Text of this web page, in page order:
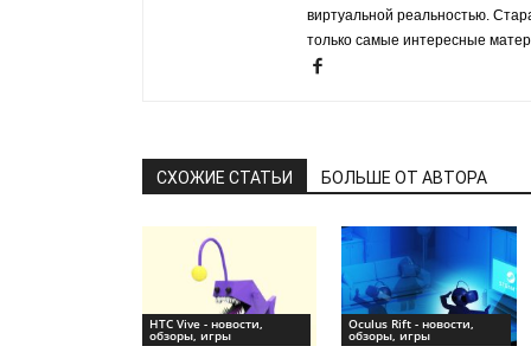
виртуальной реальностью.
только самые интересные
СХОЖИЕ СТАТЬИ БОЛЬШЕ ОТ АВТОРА
HTC Vive - новости,
обзоры, игры
Oculus Rift - новости,
обзоры, игры